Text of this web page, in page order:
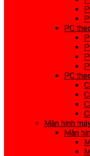
PC
PC
Màn hình
Màn